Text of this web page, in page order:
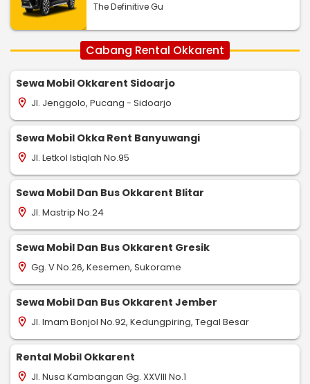
The Definitive Gu
Cabang Rental Okkarent
Sewa Mobil Okkarent Sidoarjo
location_on Jl. Jenggolo, Pucang - Sidoarjo
Sewa Mobil Okka Rent Banyuwangi
location_on Jl. Letkol Istiqlah No.95
Sewa Mobil Dan Bus Okkarent Blitar
location_on Jl. Mastrip No.24
Sewa Mobil Dan Bus Okkarent Gresik
location_on Gg. V No.26, Kesemen, Sukorame
Sewa Mobil Dan Bus Okkarent Jember
location_on Jl. Imam Bonjol No.92, Kedungpiring, Tegal Besar
Rental Mobil Okkarent
location_on Jl. Nusa Kambangan Gg. XXVIII No.1